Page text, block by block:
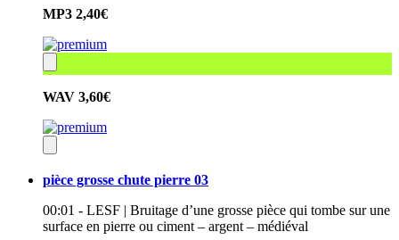
MP3 2,40€
WAV 3,60€
pièce grosse chute pierre 03
00:01 - LESF | Bruitage d’une grosse pièce qui tombe sur une
surface en pierre ou ciment – argent – médiéval